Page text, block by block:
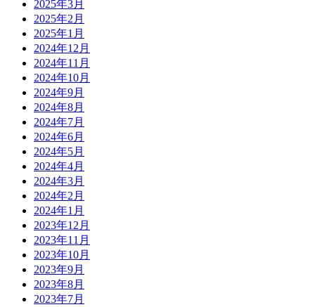
2025年3月
2025年2月
2025年1月
2024年12月
2024年11月
2024年10月
2024年9月
2024年8月
2024年7月
2024年6月
2024年5月
2024年4月
2024年3月
2024年2月
2024年1月
2023年12月
2023年11月
2023年10月
2023年9月
2023年8月
2023年7月